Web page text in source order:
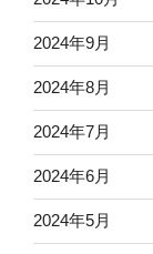
2024年9月
2024年8月
2024年7月
2024年6月
2024年5月